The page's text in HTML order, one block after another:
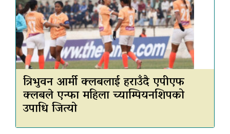
त्रिभुवन आर्मी क्लबलाई हराउँदै एपीएफ
क्लबले एन्फा महिला च्याम्पियनशिपको
उपाधि जित्यो